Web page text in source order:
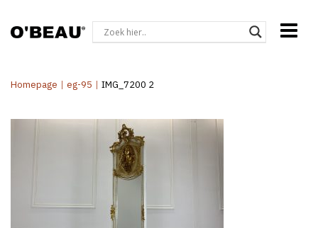
Homepage | eg-95 | IMG_7200 2